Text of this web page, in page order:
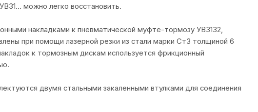
можно легко восстановить.
накладками к пневматической муфте-тормозу УВ3132,
при помощи лазерной резки из стали марки Ст3 толщиной 6
к тормозным дискам используется фрикционный
двумя стальными закаленными втулками для соединения